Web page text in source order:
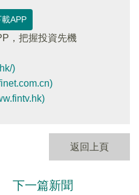
APP
，把握投資先機
)
返回上頁
下一篇新聞